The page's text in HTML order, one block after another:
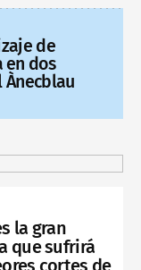
de
en dos
la gran
que sufrirá